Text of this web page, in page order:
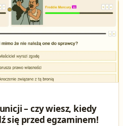
– czy wiesz, kiedy
się przed egzaminem!